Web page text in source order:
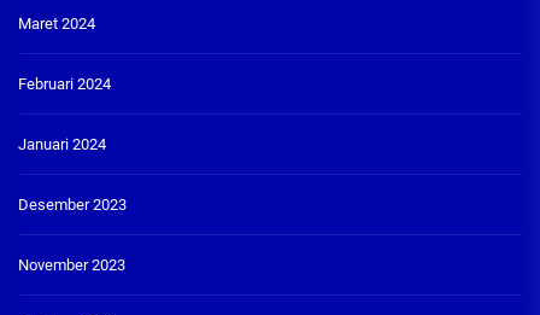
Maret 2024
Februari 2024
Januari 2024
Desember 2023
November 2023